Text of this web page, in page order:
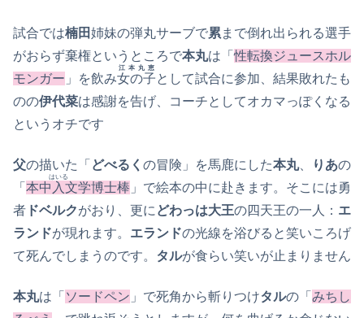
試合では楠田姉妹の弾丸サーブで累まで倒れ出られる選手
がおらず棄権というところで本丸は「性転換ジュースホル
モンガー 」を飲み女の子
江本丸恵
として試合に参加、結果敗れたも
のの伊代菜は感謝を告げ、コーチとしてオカマっぽくなる
というオチです
父の描いた「 どべるく の冒険」を馬鹿にした本丸、 りあの
「 本中 入
はいる
文学博士棒 」で絵本の中に赴きます。そこには勇
者 ドベルクがおり、更に どわっは大王の四天王の一人： エ
ランドが現れます。 エランドの光線を浴びると笑いころげ
て死んでしまうのです。 タルが食らい笑いが止まりません
本丸は「 ソードペン 」で死角から斬りつけタルの「 みちし